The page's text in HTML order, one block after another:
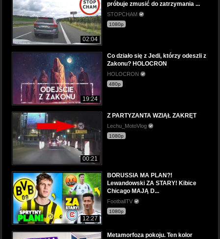
02:04
próbuje zmusić do zatrzymania ...
STOPCHAM
1080p
19:24
Co działo się z Jedi, którzy odeszli z
Zakonu? HOLOCRON
HOLOCRON
480p
00:21
Z PARTYZANTA WZIĄŁ ZAKRĘT
Lechu_MotoVlog
1080p
12:27
BORUSSIA MA PLAN?!
Lewandowski ZA STARY! Kibice
Chicago MAJĄ D...
FootballTV
1080p
Metamorfoza pokoju. Ten kolor